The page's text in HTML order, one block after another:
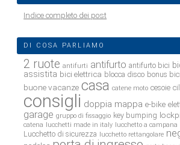
Indice completo dei post
DI COSA PARLIAMO
2 ruote antifurti antifurto antifurto bici
assistita bici elettrica blocca disco bonus bici
buone vacanze casa catene moto cesoie
consigli doppia mappa e-bike
garage gruppo di fissaggio key bumping
catena
lucchetti made in italy lucchetto a campana
Lucchetto di sicurezza lucchetto rettangolare